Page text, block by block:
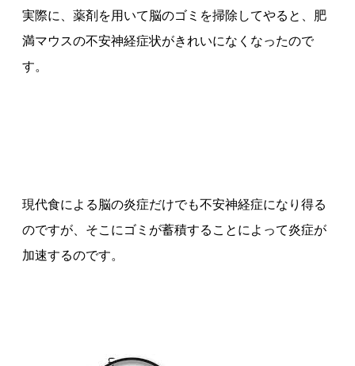
実際に、薬剤を用いて脳のゴミを掃除してやると、肥
満マウスの不安神経症状がきれいになくなったので
す。
現代食による脳の炎症だけでも不安神経症になり得る
のですが、そこにゴミが蓄積することによって炎症が
加速するのです。